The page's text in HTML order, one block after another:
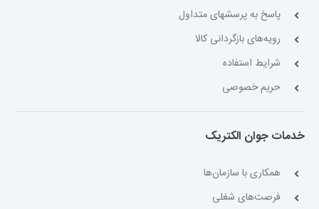
پاسخ به پرسشهای متداول
رویه‌های بازگردانی کالا
شرایط استفاده
حریم خصوصی
خدمات جوان الکتریک
همکاری با سازمان‌ها
فرصت‌های شغلی